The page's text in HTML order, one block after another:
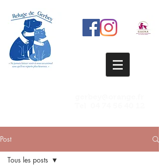
Post
Tous les posts